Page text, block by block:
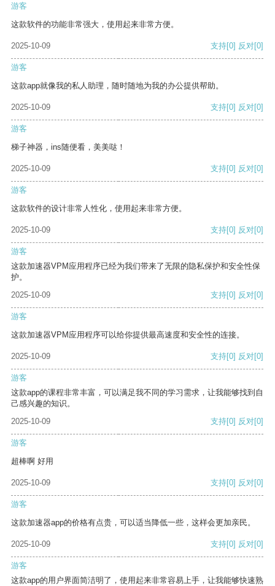
游客
这款软件的功能非常强大，使用起来非常方便。
2025-10-09 支持[0] 反对[0]
游客
这款app就像我的私人助理，随时随地为我的办公提供帮助。
2025-10-09 支持[0] 反对[0]
游客
梯子神器，ins随便看，美美哒！
2025-10-09 支持[0] 反对[0]
游客
这款软件的设计非常人性化，使用起来非常方便。
2025-10-09 支持[0] 反对[0]
游客
这款加速器VPM应用程序已经为我们带来了无限的隐私保护和安全性保
护。
2025-10-09
支持[0] 反对[0]
游客
这款加速器VPM应用程序可以给你提供最高速度和安全性的连接。
2025-10-09 支持[0] 反对[0]
游客
这款app的课程非常丰富，可以满足我不同的学习需求，让我能够找到自
己感兴趣的知识。
2025-10-09
支持[0] 反对[0]
游客
超棒啊 好用
2025-10-09 支持[0] 反对[0]
游客
这款加速器app的价格有点贵，可以适当降低一些，这样会更加亲民。
2025-10-09 支持[0] 反对[0]
游客
这款app的用户界面简洁明了，使用起来非常容易上手，让我能够快速熟